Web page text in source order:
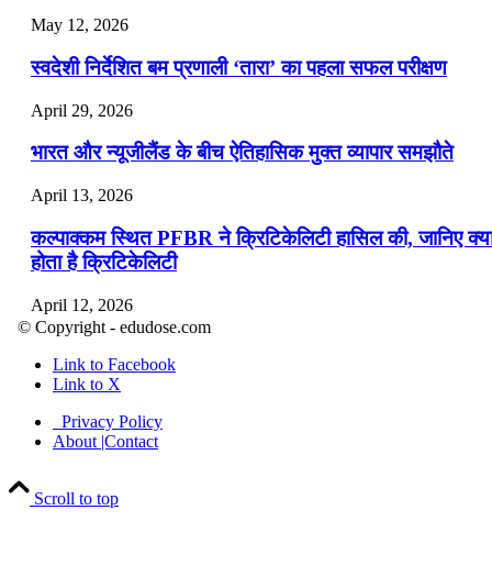
May 12, 2026
स्वदेशी निर्देशित बम प्रणाली ‘तारा’ का पहला सफल परीक्षण
April 29, 2026
भारत और न्यूजीलैंड के बीच ऐतिहासिक मुक्त व्यापार समझौते
April 13, 2026
कल्पाक्कम स्थित PFBR ने क्रिटिकेलिटी हासिल की, जानिए
होता है क्रिटिकेलिटी
April 12, 2026
April 9, 2026
नासा का आर्टेमिस-2 मिशन: मनुष्य एक बार फिर से चंद्रमा के
पहुंचा
April 7, 2026
© Copyright - edudose.com
Link to Facebook
Link to X
Privacy Policy
About |Contact
Scroll to top